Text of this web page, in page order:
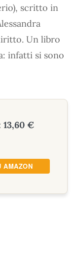
scritto in
Un libro
infatti si sono
13,60 €
AMAZON